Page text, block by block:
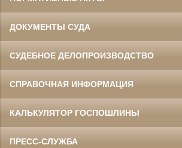
ДОКУМЕНТЫ СУДА
СУДЕБНОЕ ДЕЛОПРОИЗВОДСТВО
СПРАВОЧНАЯ ИНФОРМАЦИЯ
КАЛЬКУЛЯТОР ГОСПОШЛИНЫ
ПРЕСС-СЛУЖБА